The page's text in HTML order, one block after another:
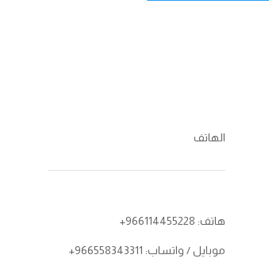
الهاتف
هاتف: 966114455228+
موبايل / واتساب: 966558343311+